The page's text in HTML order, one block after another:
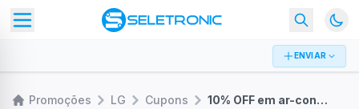
ENVIAR
Promoções LG Cupons 10% OFF em ar-condicionado LG com cupom